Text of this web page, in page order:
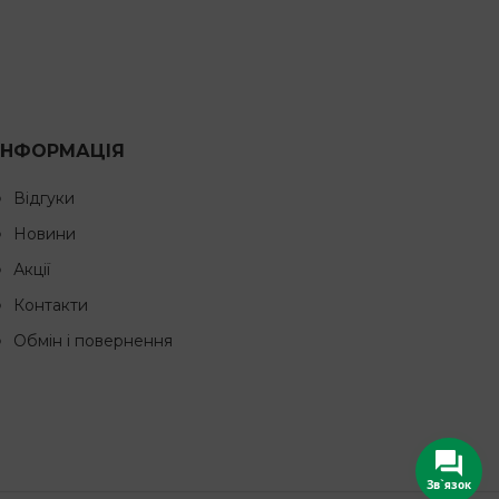
ІНФОРМАЦІЯ
Відгуки
Новини
Акції
Контакти
Обмін і повернення
Зв`язок